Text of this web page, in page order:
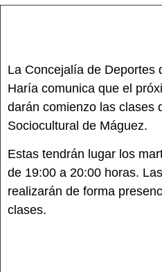
La Concejalía de Deportes
Haría comunica que el
darán comienzo las clases
Sociocultural de Máguez.
Estas tendrán lugar los
de 19:00 a 20:00 horas.
realizarán de forma
clases.